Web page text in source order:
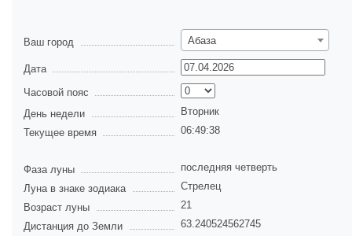
Ваш город Абаза
Дата
Часовой пояс
День недели
Вторник
Текущее время
06:49:38
Фаза луны
последняя четверть
Луна в знаке зодиака
Стрелец
Возраст луны
21
Дистанция до Земли
63.240524562745